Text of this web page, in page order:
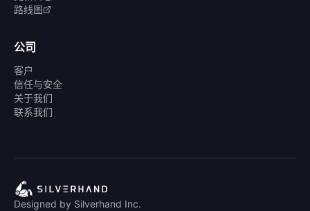
路线图
公司
客户
信任与安全
关于我们
联系我们
Designed by Silverhand Inc.